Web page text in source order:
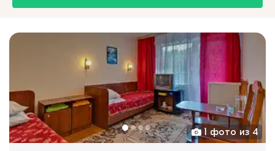
1 фото из 4